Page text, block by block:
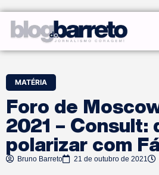
MATÉRIA
Foro de
2021 – Consult:
polarizar com
Bruno Barreto 21 de outubro de 2021